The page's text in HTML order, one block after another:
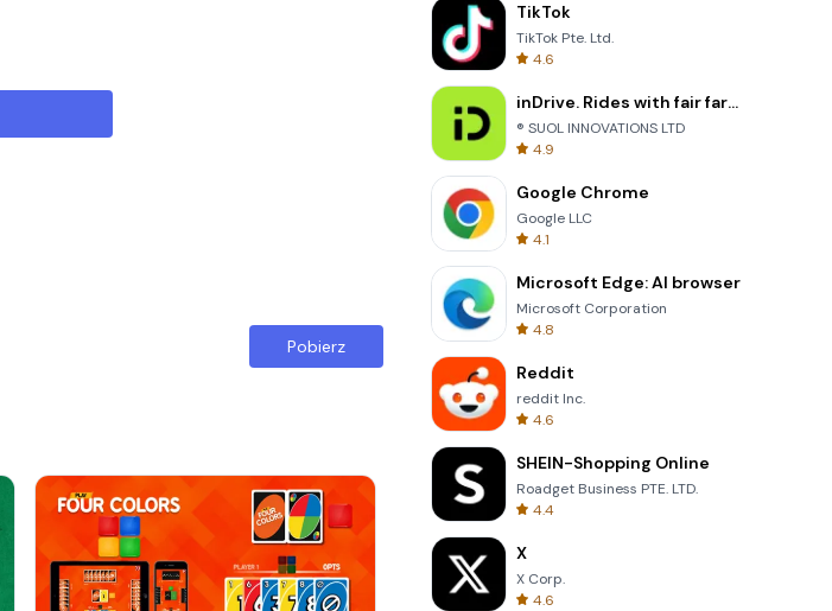
Pobierz
TikTok
TikTok Pte. Ltd.
4.6
inDrive. Rides with fair fares
® SUOL INNOVATIONS LTD
4.9
Google Chrome
Google LLC
4.1
Microsoft Edge: AI browser
Microsoft Corporation
4.8
Reddit
reddit Inc.
4.6
SHEIN-Shopping Online
Roadget Business PTE. LTD.
4.4
X
X Corp.
4.6